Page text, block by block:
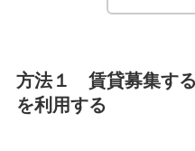
方法１ 賃貸募集す
を利用する